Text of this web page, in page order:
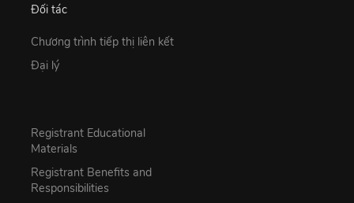
Đối tác
Chương trình tiếp thị liên kết
Đại lý
Registrant Educational
Materials
Registrant Benefits and
Responsibilities